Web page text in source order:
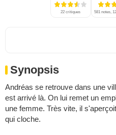
22 critiques 581 notes,
Synopsis
Andréas se retrouve dans une
est arrivé là. On lui remet un
une femme. Très vite, il
qui cloche.